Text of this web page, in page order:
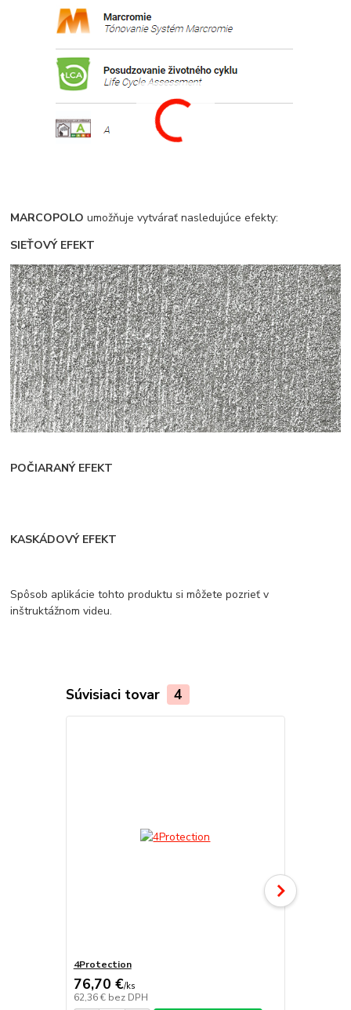
MARCOPOLO umožňuje vytvárať nasledujúce efekty:
SIEŤOVÝ EFEKT
POČIARANÝ EFEKT
KASKÁDOVÝ EFEKT
Spôsob aplikácie tohto produktu si môžete pozrieť v
inštruktážnom videu.
Súvisiaci tovar 4
4Protection
76,70 €/ks
62,36 € bez DPH